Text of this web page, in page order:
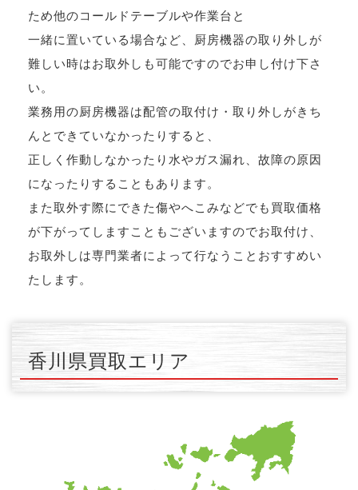
ため他のコールドテーブルや作業台と
一緒に置いている場合など、厨房機器の取り外しが
難しい時はお取外しも可能ですのでお申し付け下さ
い。
業務用の厨房機器は配管の取付け・取り外しがきち
んとできていなかったりすると、
正しく作動しなかったり水やガス漏れ、故障の原因
になったりすることもあります。
また取外す際にできた傷やへこみなどでも買取価格
が下がってしますこともございますのでお取付け、
お取外しは専門業者によって行なうことおすすめい
たします。
香川県買取エリア